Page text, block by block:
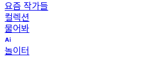
요즘 작가들
컬렉션
물어봐
놀이터